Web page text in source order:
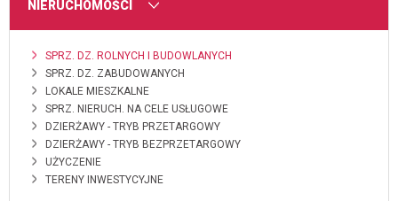
MENU
NIERUCHOMOŚCI
SPRZ. DZ. ROLNYCH I BUDOWLANYCH
SPRZ. DZ. ZABUDOWANYCH
LOKALE MIESZKALNE
SPRZ. NIERUCH. NA CELE USŁUGOWE
DZIERŻAWY - TRYB PRZETARGOWY
DZIERŻAWY - TRYB BEZPRZETARGOWY
UŻYCZENIE
TERENY INWESTYCYJNE